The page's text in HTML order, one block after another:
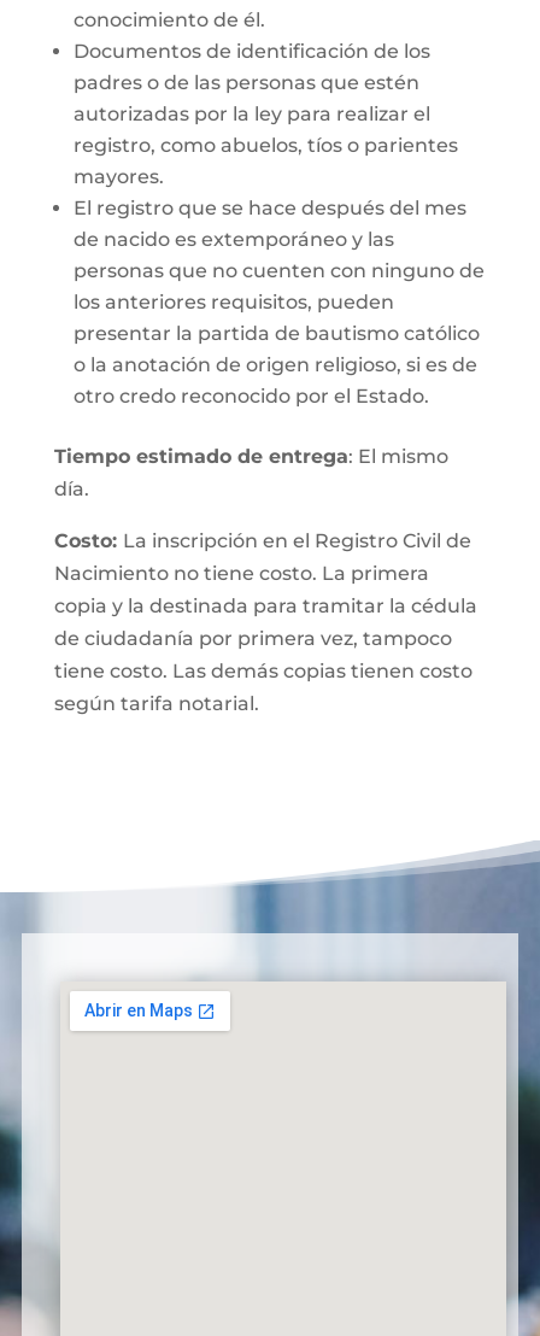
conocimiento de él.
Documentos de identificación de los
padres o de las personas que estén
autorizadas por la ley para realizar el
registro, como abuelos, tíos o parientes
mayores.
El registro que se hace después del mes
de nacido es extemporáneo y las
personas que no cuenten con ninguno de
los anteriores requisitos, pueden
presentar la partida de bautismo católico
o la anotación de origen religioso, si es de
otro credo reconocido por el Estado.
Tiempo estimado de entrega: El mismo
día.
Costo: La inscripción en el Registro Civil de
Nacimiento no tiene costo. La primera
copia y la destinada para tramitar la cédula
de ciudadanía por primera vez, tampoco
tiene costo. Las demás copias tienen costo
según tarifa notarial.